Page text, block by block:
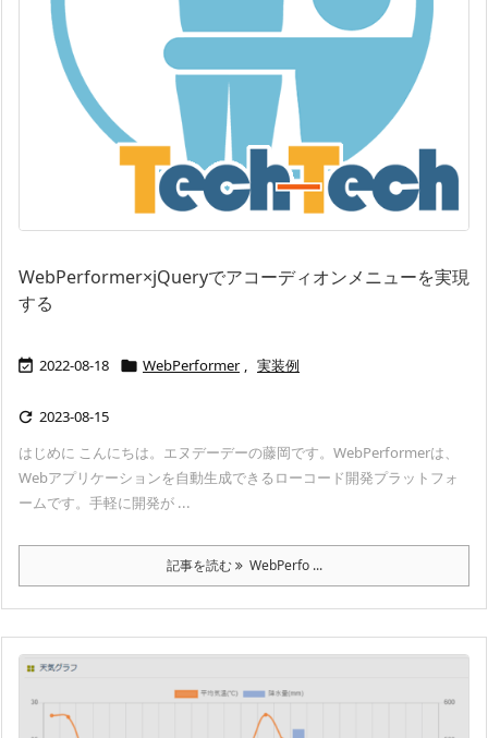
WebPerformer×jQueryでアコーディオンメニューを実現
する
 2022-08-18  WebPerformer , 実装例
 2023-08-15
はじめに こんにちは。エヌデーデーの藤岡です。WebPerformerは、
Webアプリケーションを自動生成できるローコード開発プラットフォ
ームです。手軽に開発が ...
記事を読む WebPerfo ...